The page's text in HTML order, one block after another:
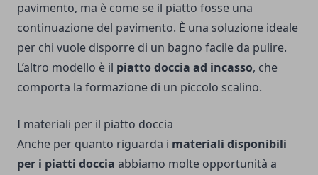
pavimento, ma è come se il piatto fosse una
continuazione del pavimento. È una soluzione ideale
per chi vuole disporre di un bagno facile da pulire.
L’altro modello è il piatto doccia ad incasso, che
comporta la formazione di un piccolo scalino.
I materiali per il piatto doccia
Anche per quanto riguarda i materiali disponibili
per i piatti doccia abbiamo molte opportunità a